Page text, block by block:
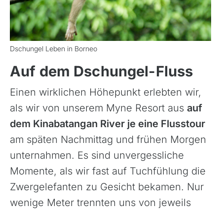
Dschungel Leben in Borneo
Auf dem Dschungel-Fluss
Einen wirklichen Höhepunkt erlebten wir,
als wir von unserem Myne Resort aus auf
dem Kinabatangan River je eine Flusstour
am späten Nachmittag und frühen Morgen
unternahmen. Es sind unvergessliche
Momente, als wir fast auf Tuchfühlung die
Zwergelefanten zu Gesicht bekamen. Nur
wenige Meter trennten uns von jeweils
Azoren, Portugal
Balkan
Baltikum (Estland, Lettland, Litauen)
Bikestationen
Frankreich
Griechenland
Island
Italien
Kroatien
Madeira, Portugal